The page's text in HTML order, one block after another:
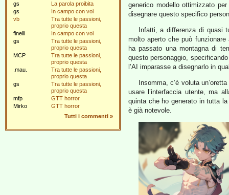
gs
La parola proibita
gs
In campo con voi
vb
Tra tutte le passioni,
proprio questa
finelli
In campo con voi
gs
Tra tutte le passioni,
proprio questa
MCP
Tra tutte le passioni,
proprio questa
.mau.
Tra tutte le passioni,
proprio questa
gs
Tra tutte le passioni,
proprio questa
mfp
GTT horror
Mirko
GTT horror
Tutti i commenti »
generico modello ottimizzato
disegnare questo specifico
Infatti, a differenza di quasi
molto aperto che può
ha passato una montagna di
questo personaggio,
l’AI imparasse a disegnarlo in
Insomma, c’è voluta
usare l’interfaccia utente, ma
quinta che ho generato in tutta
è già notevole.